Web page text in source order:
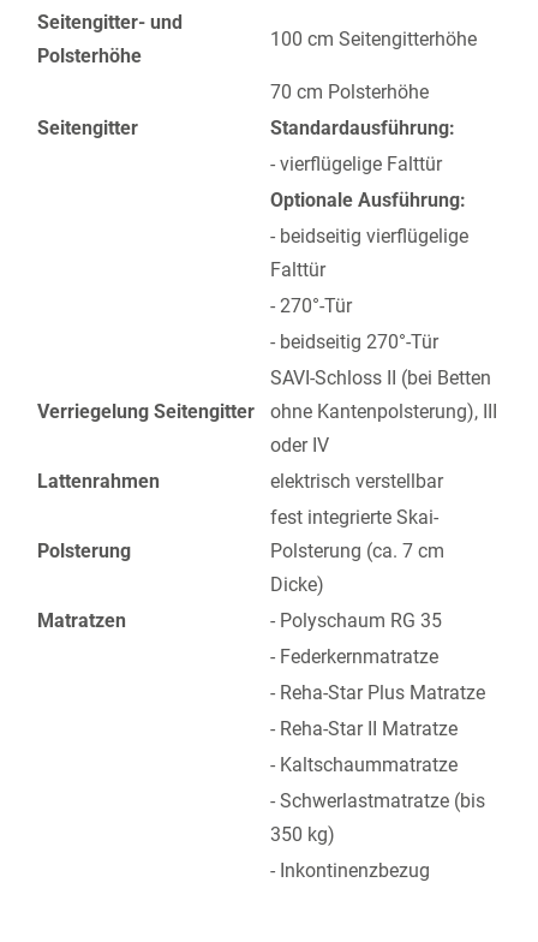
Seitengitter- und
Polsterhöhe
100 cm Seitengitterhöhe
70 cm Polsterhöhe
Seitengitter
Standardausführung:
- vierflügelige Falttür
Optionale Ausführung:
- beidseitig vierflügelige
Falttür
- 270°-Tür
- beidseitig 270°-Tür
Verriegelung Seitengitter
SAVI-Schloss II (bei Betten
ohne Kantenpolsterung), III
oder IV
Lattenrahmen
elektrisch verstellbar
Polsterung
fest integrierte Skai-
Polsterung (ca. 7 cm
Dicke)
Matratzen
- Polyschaum RG 35
- Federkernmatratze
- Reha-Star Plus Matratze
- Reha-Star II Matratze
- Kaltschaummatratze
- Schwerlastmatratze (bis
350 kg)
- Inkontinenzbezug